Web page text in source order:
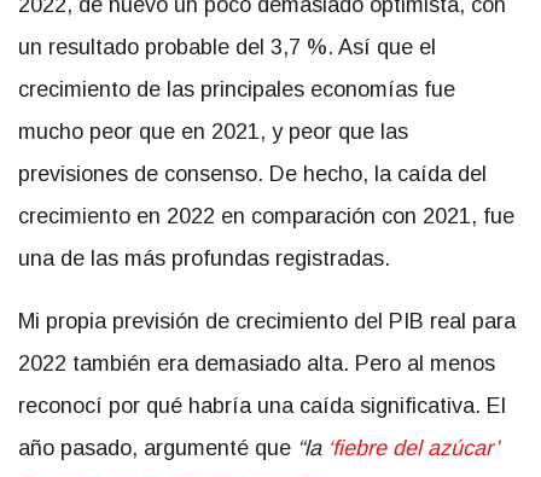
2022, de nuevo un poco demasiado optimista, con
un resultado probable del 3,7 %. Así que el
crecimiento de las principales economías fue
mucho peor que en 2021, y peor que las
previsiones de consenso. De hecho, la caída del
crecimiento en 2022 en comparación con 2021, fue
una de las más profundas registradas.
Mi propia previsión de crecimiento del PIB real para
2022 también era demasiado alta. Pero al menos
reconocí por qué habría una caída significativa. El
año pasado, argumenté que “la ‘fiebre del azúcar’